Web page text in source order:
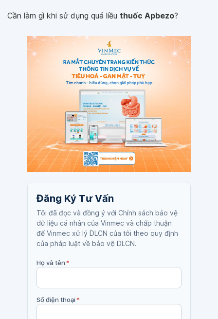
Cần làm gì khi sử dụng quá liều thuốc Apbezo?
Đăng Ký Tư Vấn
Tôi đã đọc và đồng ý với Chính sách bảo vệ
dữ liệu cá nhân của Vinmec và chấp thuận
để Vinmec xử lý DLCN của tôi theo quy định
của pháp luật về bảo vệ DLCN.
Họ và tên*
Số điện thoại*